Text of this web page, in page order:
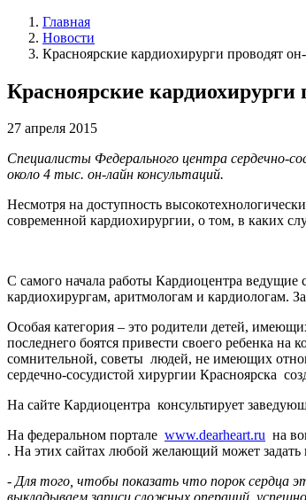
Главная
Новости
Красноярские кардиохирурги проводят
Красноярские кардиохирурги
27 апреля 2015
Специалисты Федерального центра сердечно-
около 4 тыс. он-лайн консультаций.
Несмотря на доступность
современной кардиохирургии, о том, в каких
С самого начала работы Кардиоцентра
кардиохирургам, аритмологам и кардиологам.
Особая категория – это родители детей,
последнего боятся привести своего ребенка
сомнительной, советы людей, не имеющих
сердечно-сосудистой хирургии Красноярска
На сайте Кардиоцентра консультирует
На федеральном портале www.dearheart.ru на
. На этих сайтах любой желающий может
- Для того, чтобы показать что порок сердца